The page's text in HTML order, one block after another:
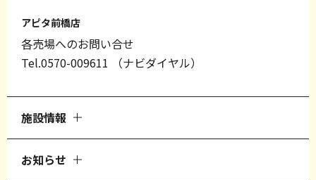
アピタ前橋店
各売場へのお問い合せ
Tel.0570-009611 （ナビダイヤル）
施設情報
お知らせ